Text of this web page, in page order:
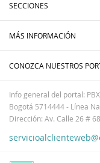
SECCIONES
MÁS INFORMACIÓN
CONOZCA NUESTROS
Info general del portal:
Bogotá 5714444 - Línea
Dirección: Av. Calle 26 #